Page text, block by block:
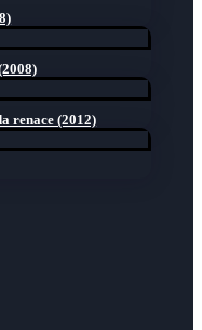
renace (2012)